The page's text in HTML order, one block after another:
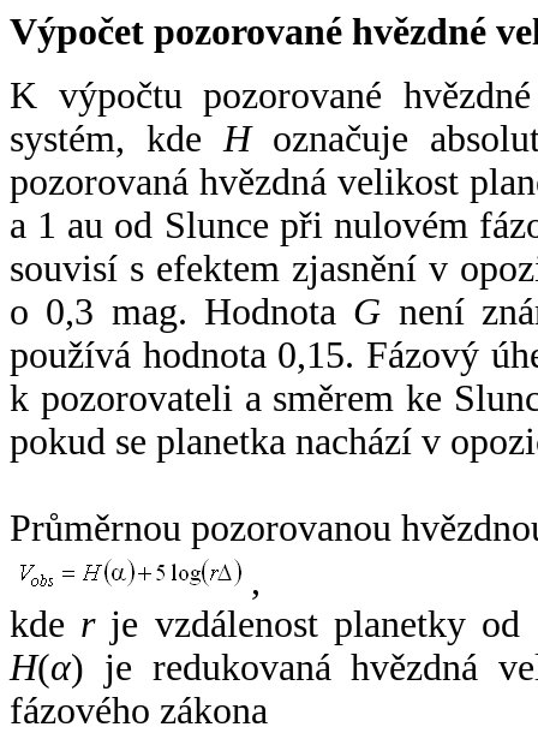
Výpočet pozorované hvězdné
K výpočtu pozorované
systém, kde Hoznačuje
pozorovaná hvězdná velikost
a 1 au od Slunce při nulovém
souvisí s efektem zjasnění v
o 0,3 mag. Hodnota G není
používá hodnota 0,15. Fázový
k pozorovateli a směrem ke
pokud se planetka nachází v
Průměrnou pozorovanou
,
kde rje vzdálenost planetky od
H(α) je redukovaná hvězdná
fázového zákona